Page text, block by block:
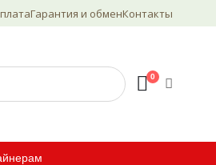
Гарантия и обменКонтакты
0